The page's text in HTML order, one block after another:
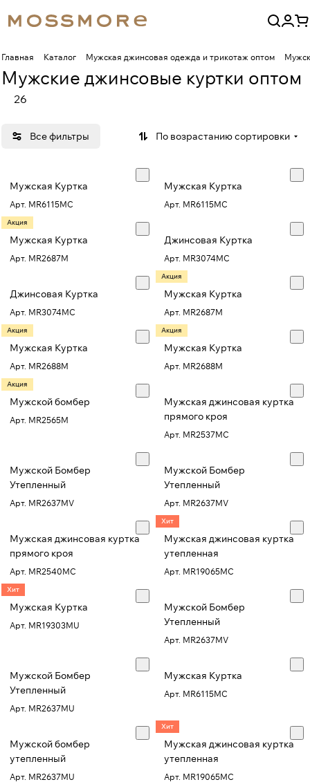
Главная Каталог Мужская джинсовая одежда и трикотаж оптом
Мужские джинсовые куртки оптом
26
Все фильтры По возрастанию сортировки
Мужская Куртка
Арт. MR6115MC
Мужская Куртка
Арт. MR6115MC
Акция
Мужская Куртка
Арт. MR2687M
Джинсовая Куртка
Арт. MR3074MC
Джинсовая Куртка
Арт. MR3074MC
Акция
Мужская Куртка
Арт. MR2687M
Акция
Мужская Куртка
Арт. MR2688M
Акция
Мужская Куртка
Арт. MR2688M
Акция
Мужской бомбер
Арт. MR2565M
Мужская джинсовая куртка
прямого кроя
Арт. MR2537MC
Мужской Бомбер
Утепленный
Арт. MR2637MV
Мужской Бомбер
Утепленный
Арт. MR2637MV
Мужская джинсовая куртка
прямого кроя
Арт. MR2540MC
Хит
Мужская джинсовая куртка
утепленная
Арт. MR19065MC
Хит
Мужская Куртка
Арт. MR19303MU
Мужской Бомбер
Утепленный
Арт. MR2637MV
Мужской Бомбер
Утепленный
Арт. MR2637MU
Мужская Куртка
Арт. MR6115MC
Мужской бомбер
утепленный
Арт. MR2637MU
Хит
Мужская джинсовая куртка
утепленная
Арт. MR19065MC